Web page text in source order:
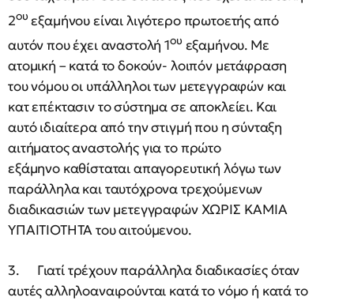
2ου εξαμήνου είναι λιγότερο πρωτοετής από
αυτόν που έχει αναστολή 1ου εξαμήνου. Με
ατομική – κατά το δοκούν- λοιπόν μετάφραση
του νόμου οι υπάλληλοι των μετεγγραφών και
κατ επέκτασιν το σύστημα σε αποκλείει. Και
αυτό ιδιαίτερα από την στιγμή που η σύνταξη
αιτήματος αναστολής για το πρώτο
εξάμηνο καθίσταται απαγορευτική λόγω των
παράλληλα και ταυτόχρονα τρεχούμενων
διαδικασιών των μετεγγραφών ΧΩΡΙΣ ΚΑΜΙΑ
ΥΠΑΙΤΙΟΤΗΤΑ του αιτούμενου.
3. Γιατί τρέχουν παράλληλα διαδικασίες όταν
αυτές αλληλοαναιρούνται κατά το νόμο ή κατά το